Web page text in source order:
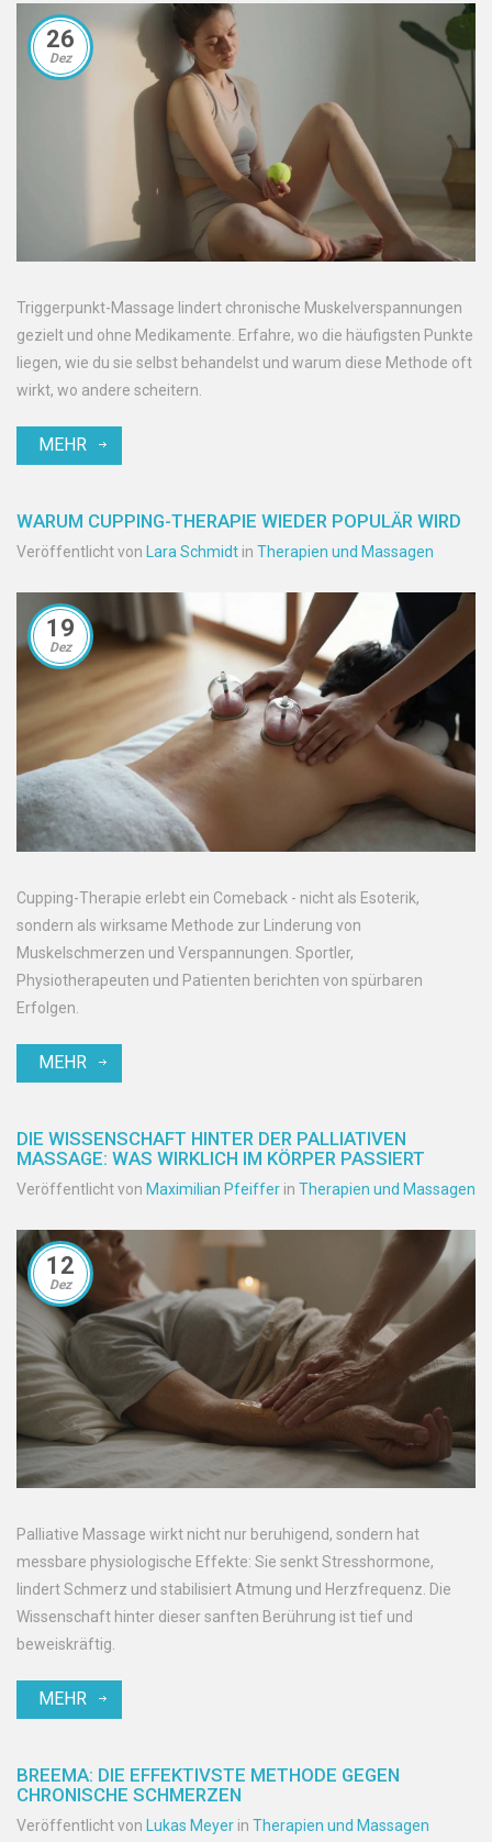
26
Dez
Triggerpunkt-Massage lindert chronische Muskelverspannungen
gezielt und ohne Medikamente. Erfahre, wo die häufigsten Punkte
liegen, wie du sie selbst behandelst und warum diese Methode oft
wirkt, wo andere scheitern.
MEHR
WARUM CUPPING-THERAPIE WIEDER POPULÄR WIRD
Veröffentlicht von Lara Schmidt in Therapien und Massagen
19
Dez
Cupping-Therapie erlebt ein Comeback - nicht als Esoterik,
sondern als wirksame Methode zur Linderung von
Muskelschmerzen und Verspannungen. Sportler,
Physiotherapeuten und Patienten berichten von spürbaren
Erfolgen.
MEHR
DIE WISSENSCHAFT HINTER DER PALLIATIVEN
MASSAGE: WAS WIRKLICH IM KÖRPER PASSIERT
Veröffentlicht von Maximilian Pfeiffer in Therapien und Massagen
12
Dez
Palliative Massage wirkt nicht nur beruhigend, sondern hat
messbare physiologische Effekte: Sie senkt Stresshormone,
lindert Schmerz und stabilisiert Atmung und Herzfrequenz. Die
Wissenschaft hinter dieser sanften Berührung ist tief und
beweiskräftig.
MEHR
BREEMA: DIE EFFEKTIVSTE METHODE GEGEN
CHRONISCHE SCHMERZEN
Veröffentlicht von Lukas Meyer in Therapien und Massagen